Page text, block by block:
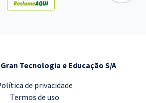
Gran Tecnologia e Educação S/A
de privacidade
Termos de uso